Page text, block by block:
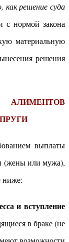
как решение суда
с нормой закона
материальную
решения
выплаты
(жены или мужа),
ниже:
и вступление
в браке (не